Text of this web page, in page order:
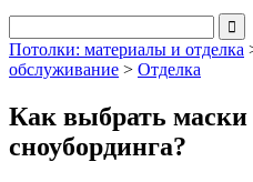
Потолки: материалы и отделка
обслуживание > Отделка
Как выбрать маски
сноубординга?